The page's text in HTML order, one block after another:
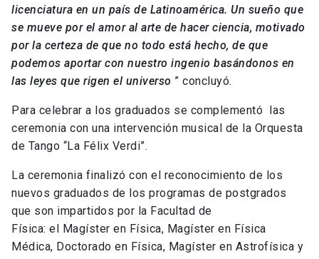
licenciatura en un país de Latinoamérica. Un sueño que
se mueve por el amor al arte de hacer ciencia, motivado
por la certeza de que no todo está hecho, de que
podemos aportar con nuestro ingenio basándonos en
las leyes que rigen el universo ” concluyó.
Para celebrar a los graduados se complementó las
ceremonia con una intervención musical de la Orquesta
de Tango “La Félix Verdi”.
La ceremonia finalizó con el reconocimiento de los
nuevos graduados de los programas de postgrados
que son impartidos por la Facultad de
Física: el Magíster en Física, Magíster en Física
Médica, Doctorado en Física, Magíster en Astrofísica y